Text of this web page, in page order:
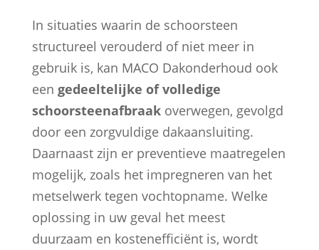
In situaties waarin de schoorsteen
structureel verouderd of niet meer in
gebruik is, kan MACO Dakonderhoud ook
een gedeeltelijke of volledige
schoorsteenafbraakoverwegen, gevolgd
door een zorgvuldige dakaansluiting.
Daarnaast zijn er preventieve maatregelen
mogelijk, zoals het impregneren van het
metselwerk tegen vochtopname. Welke
oplossing in uw geval het meest
duurzaam en kostenefficiënt is, wordt